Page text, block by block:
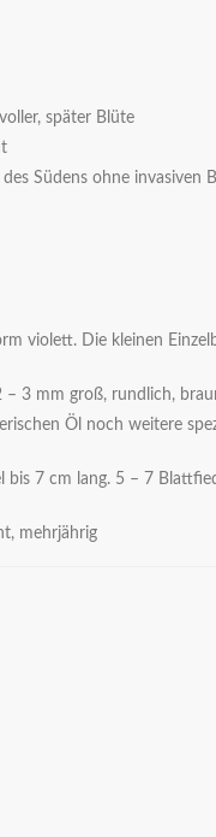
später Blüte
Südens ohne invasiven
violett. Die kleinen
– 3 mm groß, rundlich,
Öl noch weitere
bis 7 cm lang. 5 – 7
mehrjährig